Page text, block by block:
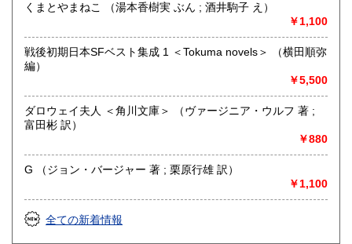
買取が出来る本とそうでない本があります、メール・電話等
で連絡頂ければと思います。
取り扱い分野
哲学宗教、歴史、社会科学、美術工芸、外国文学、趣味、サ
ブカルチャー、古書一般（その他）
くまとやまねこ （湯本香樹実 ぶん ; 酒井駒子 え）
￥1,100
戦後初期日本SFベスト集成 1 ＜Tokuma novels＞ （横田順弥
編）
￥5,500
ダロウェイ夫人 ＜角川文庫＞ （ヴァージニア・ウルフ 著 ;
富田彬 訳）
￥880
G （ジョン・バージャー 著 ; 栗原行雄 訳）
￥1,100
全ての新着情報